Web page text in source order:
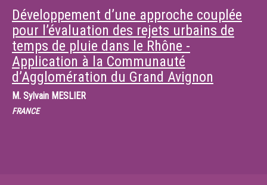
Développement d’une approche couplée
pour l’évaluation des rejets urbains de
temps de pluie dans le Rhône -
Application à la Communauté
d’Agglomération du Grand Avignon
M. Sylvain MESLIER
FRANCE